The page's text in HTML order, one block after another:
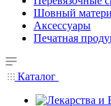
Шовный
Аксессуары
Печатная
Каталог